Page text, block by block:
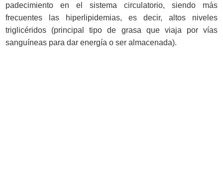
padecimiento en el sistema circulatorio, siendo más
frecuentes las hiperlipidemias, es decir, altos niveles
triglicéridos (principal tipo de grasa que viaja por vías
sanguíneas para dar energía o ser almacenada).